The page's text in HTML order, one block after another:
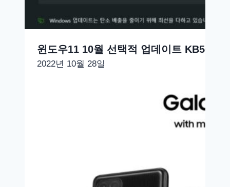
윈도우11 10월 선택적 업데이트
2022년 10월 28일